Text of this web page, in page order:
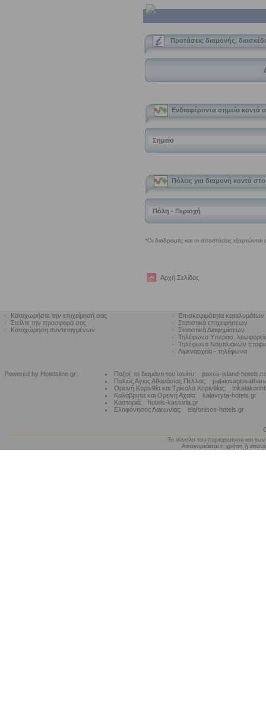
Προτάσεις διαμονής,
Αρχή Σελίδας
Καταχωρήστε την επιχείρησή σας
Στείλτε την προσφορά σας
Καταχώρηση συντεταγμένων
Επισκεψιμότητα καταλυμάτων
Στατιστικά επιχειρήσεων
Στατιστικά Διαφημίσεων
Τηλέφωνα Υπερασ.
Τηλέφωνα Ναυτιλιακών
Λιμεναρχεία - τηλέφωνα
Powered by Hotelsline.gr: Παξοί, το διαμάντι του Ιονίου:
paxos-island-
Παλιός Αγιος Αθανάσιος Πέλλας:
Ορεινή Κορινθία και Τρίκαλα Κορινθίας:
Καλάβρυτα και Ορεινή Αχαϊα:
kalavryta-hotels.gr
Καστοριά:
hotels-kastoria.gr
Ελαφόνησος Λακωνίας:
elafonisos-hotels.gr
Το σύνολο του περιεχομένου και
Απαγορεύεται η χρήση ή